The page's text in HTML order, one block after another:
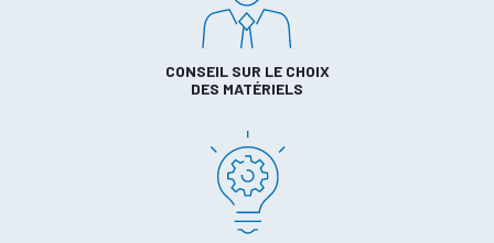
CONSEIL SUR LE CHOIX
DES MATÉRIELS